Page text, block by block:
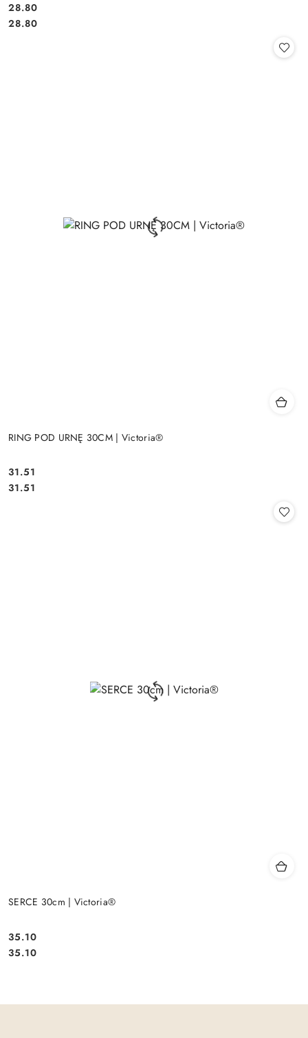
Cena:
28.80
Cena:
28.80
RING POD URNĘ 30CM | Victoria®
Cena:
31.51
Cena:
31.51
SERCE 30cm | Victoria®
Cena:
35.10
Cena:
35.10